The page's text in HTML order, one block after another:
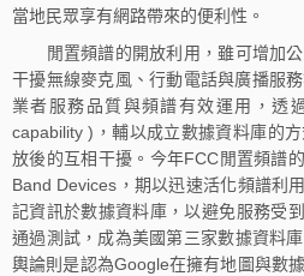
當地民眾享有網路帶來的便利性。
閒置頻譜的開放利用，雖可增加公
干擾無線麥克風、行動電話與廣播服
業者服務品質與頻譜有效運用，透
capability )，輔以成立數據資料庫的
放後的互相干擾。今年FCC閒置頻譜
Band Devices，期以迅速活化頻譜利
記資訊於數據資料庫，以避免服務受
通過測試，成為美國第三家數據資料
輿論則是認為Google在擁有地圖與數